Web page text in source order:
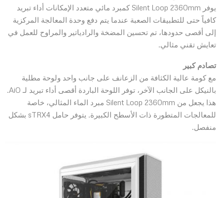
يوفر Silent Loop 2360mm كمبرد مائي متعدد الإمكانات أداء تبريد
كافياً حتى للتطبيقات الصعبة عندما يتم دفع وحدة المعالجة المركزية
إلى أقصى حدودها، تم تحسين المضخة والرادياتير والمراوح للعمل في
تعايش تقني مثالي.
تصادم كبير
مع كومة عالية الكثافة من الزعانف على جانب واحد ولوحة مطلية
هذا يجعل من Silent Loop 2360mm مبرد الماء المثالي، خاصة
للمعالجات المتطورة ذات الأسطح الكبيرة. يتوفر حامل sTRX4 بشكل
منفصل.